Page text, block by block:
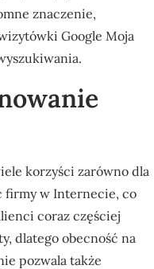
znaczenie,
Google Moja
korzyści zarówno dla
firmy w Internecie, co
coraz częściej
dlatego obecność na
pozwala także